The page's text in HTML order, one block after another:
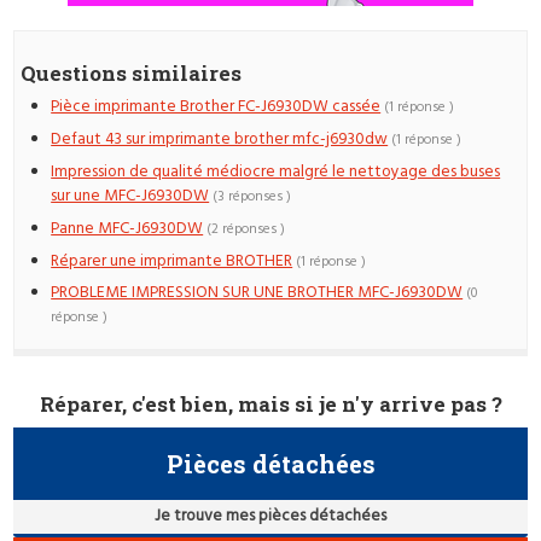
Questions similaires
Pièce imprimante Brother FC-J6930DW cassée (1 réponse )
Defaut 43 sur imprimante brother mfc-j6930dw (1 réponse )
Impression de qualité médiocre malgré le nettoyage des buses
sur une MFC-J6930DW (3 réponses )
Panne MFC-J6930DW (2 réponses )
Réparer une imprimante BROTHER (1 réponse )
PROBLEME IMPRESSION SUR UNE BROTHER MFC-J6930DW (0
réponse )
Réparer, c'est bien, mais si je n'y arrive pas ?
Pièces détachées
Je trouve mes pièces détachées